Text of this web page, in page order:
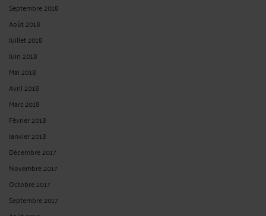
Septembre 2018
Août 2018
Juillet 2018
Juin 2018
Mai 2018
Avril 2018
Mars 2018
Février 2018
Janvier 2018
Décembre 2017
Novembre 2017
Octobre 2017
Septembre 2017